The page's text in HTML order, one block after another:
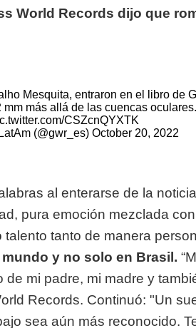
World Records dijo que
Mesquita, entraron en el libro de
más allá de las cuencas oculares.
CSZcnQYXTK
(@gwr_es) October 20, 2022
al enterarse de la
pura emoción mezclada
tanto de manera
y no solo en Brasil.
mi padre, mi madre y
Records. Continuó: "Un
sea aún más reconocido.